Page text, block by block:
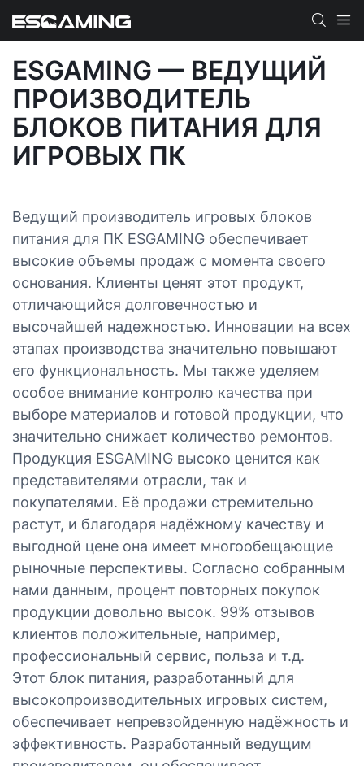
ESGAMING — ВЕДУЩИЙ
ПРОИЗВОДИТЕЛЬ
БЛОКОВ ПИТАНИЯ ДЛЯ
ИГРОВЫХ ПК
Ведущий производитель игровых блоков
питания для ПК ESGAMING обеспечивает
высокие объемы продаж с момента своего
основания. Клиенты ценят этот продукт,
отличающийся долговечностью и
высочайшей надежностью. Инновации на всех
этапах производства значительно повышают
его функциональность. Мы также уделяем
особое внимание контролю качества при
выборе материалов и готовой продукции, что
значительно снижает количество ремонтов.
Продукция ESGAMING высоко ценится как
представителями отрасли, так и
покупателями. Её продажи стремительно
растут, и благодаря надёжному качеству и
выгодной цене она имеет многообещающие
рыночные перспективы. Согласно собранным
нами данным, процент повторных покупок
продукции довольно высок. 99% отзывов
клиентов положительные, например,
профессиональный сервис, польза и т.д.
Этот блок питания, разработанный для
высокопроизводительных игровых систем,
обеспечивает непревзойденную надёжность и
эффективность. Разработанный ведущим